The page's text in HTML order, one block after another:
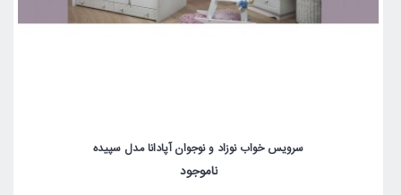
سرویس خواب نوزاد و نوجوان آپادانا مدل سپیده
ناموجود